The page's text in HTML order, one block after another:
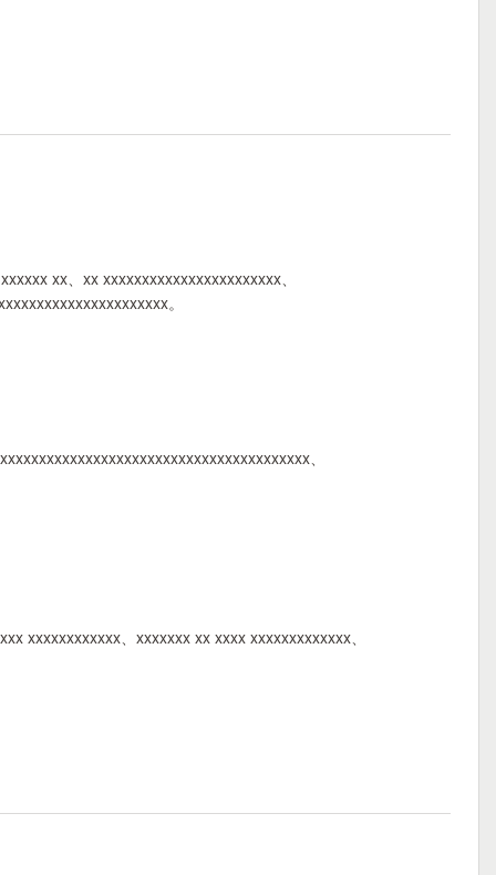
xx、xx xxxxxxxxxxxxxxxxxxxxxxx、
。
、
xxxxxxxxxxxx、xxxxxxx xx xxxx xxxxxxxxxxxxx、